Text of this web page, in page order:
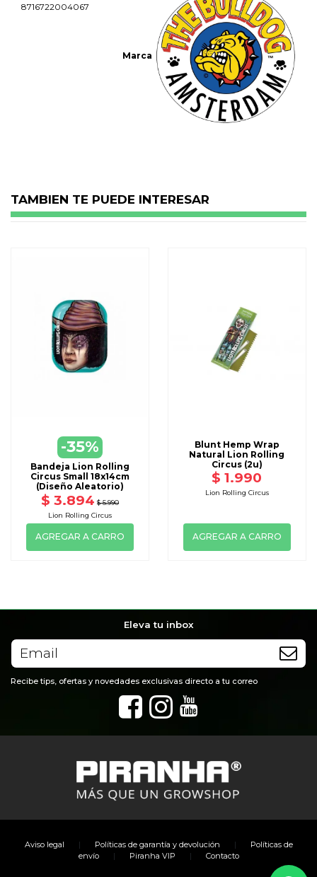
Marca
8716722004067
TAMBIEN TE PUEDE INTERESAR
-35%
Bandeja Lion Rolling
Circus Small 18x14cm
(Diseño Aleatorio)
$ 3.894 $ 5.990
Lion Rolling Circus
AGREGAR A CARRO
Blunt Hemp Wrap
Natural Lion Rolling
Circus (2u)
$ 1.990
Lion Rolling Circus
AGREGAR A CARRO
Eleva tu inbox
Recibe tips, ofertas y novedades exclusivas directo a tu correo
Aviso legal | Políticas de garantía y devolución |
Políticas de
envío
| Piranha VIP | Contacto